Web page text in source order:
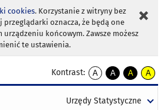
cookies. Korzystanie z witryny bez
przeglądarki oznacza, że będą one
urządzeniu końcowym. Zawsze możesz
te ustawienia.
Kontrast:
A
kontrast
A
kontrast
tekst
A
kontrast
tekst
A
tekst
Urzędy Statystyczne